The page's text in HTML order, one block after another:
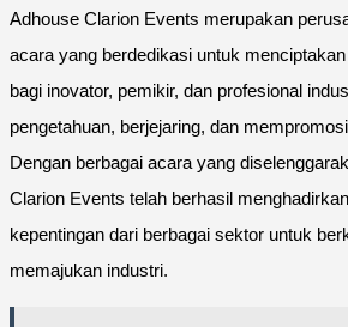
Adhouse Clarion Events merupakan
acara yang berdedikasi untuk
bagi inovator, pemikir, dan profesional
pengetahuan, berjejaring, dan
Dengan berbagai acara yang
Clarion Events telah berhasil
kepentingan dari berbagai sektor untuk
memajukan industri.